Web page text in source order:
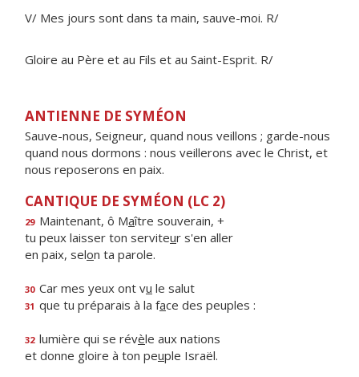
V/ Mes jours sont dans ta main, sauve-moi. R/
Gloire au Père et au Fils et au Saint-Esprit. R/
ANTIENNE DE SYMÉON
Sauve-nous, Seigneur, quand nous veillons ; garde-nous
quand nous dormons : nous veillerons avec le Christ, et
nous reposerons en paix.
CANTIQUE DE SYMÉON (LC 2)
29 Maintenant, ô Maître souverain, +
tu peux laisser ton serviteur s'en aller
en paix, selon ta parole.
30 Car mes yeux ont vu le salut
31 que tu préparais à la face des peuples :
32 lumière qui se révèle aux nations
et donne gloire à ton peuple Israël.